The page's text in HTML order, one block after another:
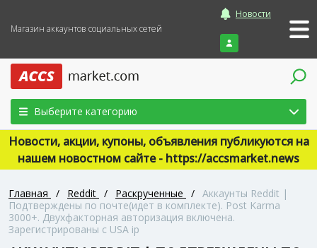
Магазин аккаунтов социальных сетей
Новости
Войти
Выберите категорию
Новости, акции, купоны, объявления публикуются на
нашем новостном сайте - https://accsmarket.news
Главная / Reddit / Раскрученные / Аккаунты Reddit |
Подтверждены по почте(идет в комплекте). Post Karma
3000+. Двухфакторная авторизация включена.
Зарегистрированы с USA ip